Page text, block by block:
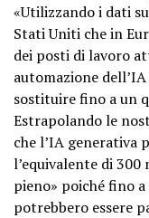
«Utilizzando i dati
Stati Uniti che in
dei posti di lavoro
automazione
sostituire fino a un
Estrapolando le
che l’IA generativa
l’equivalente di
pieno» poiché fino
potrebbero essere